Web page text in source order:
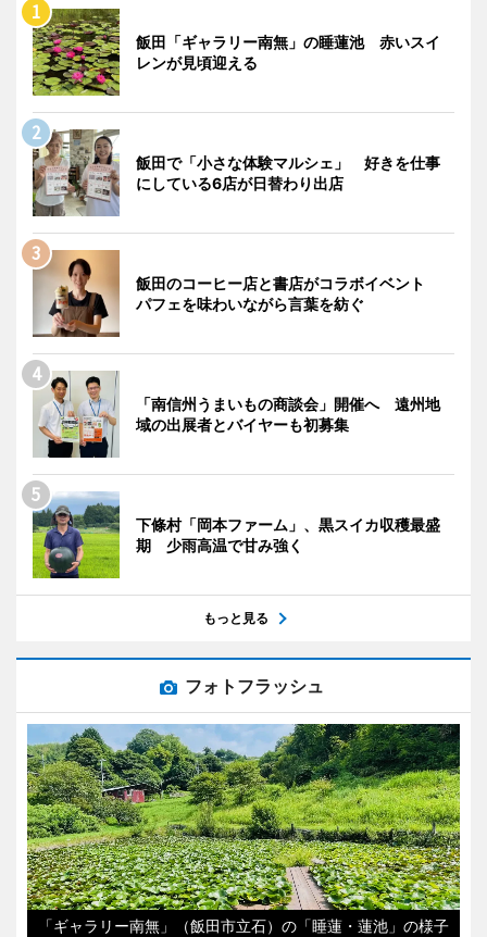
飯田「ギャラリー南無」の睡蓮池 赤いスイ
レンが見頃迎える
飯田で「小さな体験マルシェ」 好きを仕事
にしている6店が日替わり出店
飯田のコーヒー店と書店がコラボイベント
パフェを味わいながら言葉を紡ぐ
「南信州うまいもの商談会」開催へ 遠州地
域の出展者とバイヤーも初募集
下條村「岡本ファーム」、黒スイカ収穫最盛
期 少雨高温で甘み強く
もっと見る
フォトフラッシュ
「ギャラリー南無」（飯田市立石）の「睡蓮・蓮池」の様子